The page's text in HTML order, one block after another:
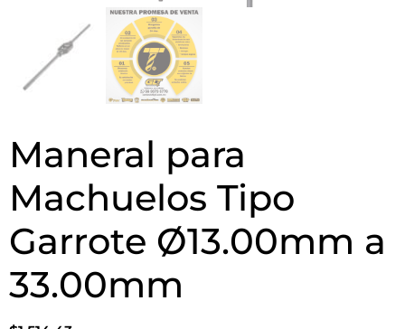
Maneral para
Machuelos Tipo
Garrote Ø13.00mm a
33.00mm